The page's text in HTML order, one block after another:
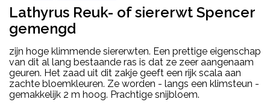
Lathyrus Reuk- of siererwt Spencer
gemengd
zijn hoge klimmende siererwten. Een prettige eigenschap
van dit al lang bestaande ras is dat ze zeer aangenaam
geuren. Het zaad uit dit zakje geeft een rijk scala aan
zachte bloemkleuren. Ze worden - langs een klimsteun -
gemakkelijk 2 m hoog. Prachtige snijbloem.